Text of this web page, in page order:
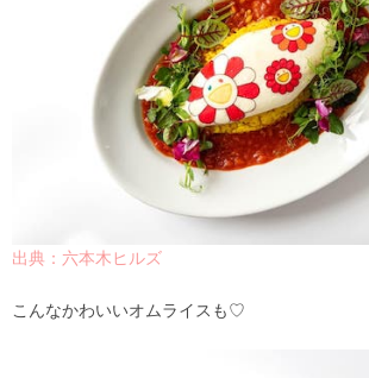
出典：六本木ヒルズ
こんなかわいいオムライスも♡